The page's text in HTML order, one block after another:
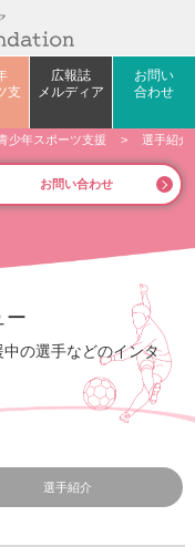
支
広報誌
メルディア
お問い
合わせ
少年スポーツ支援 > 選手紹介
お問い合わせ
ー
の選手などのインタ
選手紹介